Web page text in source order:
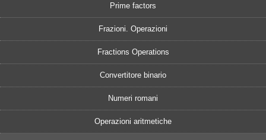
Prime factors
Frazioni. Operazioni
Fractions Operations
Convertitore binario
Numeri romani
Operazioni aritmetiche